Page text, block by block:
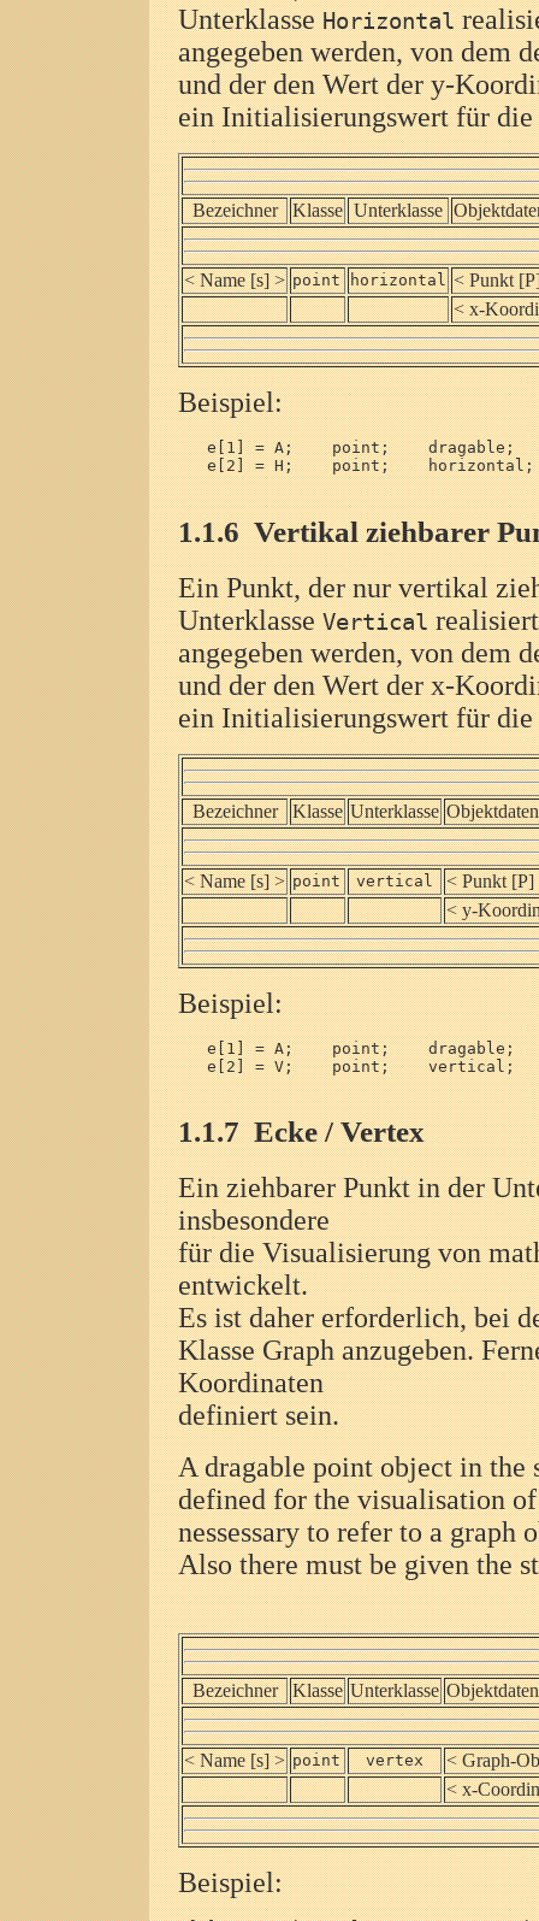
UnterklasseHorizontal
angegeben werden, von dem
und der den Wert der y-
ein Initialisierungswert für
Bezeichner Klasse Unterklasse
< Name [s] > point horizontal < Punkt
< x-
Beispiel:
e[1] = A;    point;    dragable;
e[2] = H;    point;    horizontal;
1.1.6Vertikal ziehbarer
Ein Punkt, der nur vertikal
UnterklasseVertical
angegeben werden, von dem
und der den Wert der x-
ein Initialisierungswert für
Bezeichner Klasse Unterklasse Objektdaten
< Name [s] > point vertical
< Punkt
< y-
Beispiel:
e[1] = A;    point;    dragable;
e[2] = V;    point;    vertical;
1.1.7Ecke / Vertex
Ein ziehbarer Punkt in der
insbesondere
für die Visualisierung von
entwickelt.
Es ist daher erforderlich, bei
Klasse Graph anzugeben.
Koordinaten
definiert sein.
A dragable point object in the
defined for the visualisation
nessessary to refer to a graph
Also there must be given the
Bezeichner Klasse Unterklasse Objektdaten
< Name [s] > point vertex
< Graph-
< x-
Beispiel: